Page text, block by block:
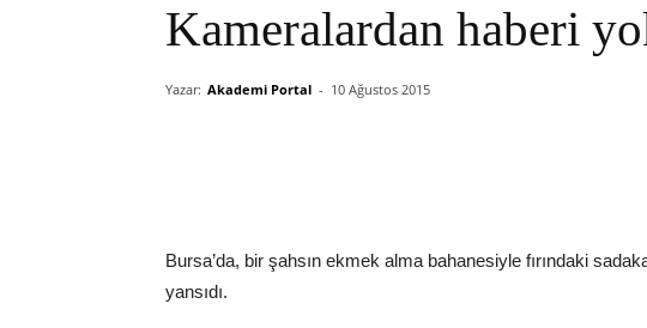
Kameralardan haberi
Yazar: Akademi Portal - 10 Ağustos 2015
Bursa’da, bir şahsın ekmek alma bahanesiyle fırındaki
yansıdı.